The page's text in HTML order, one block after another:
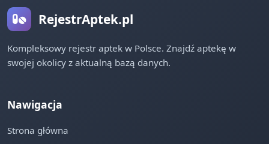
RejestrAptek.pl
Kompleksowy rejestr aptek w Polsce. Znajdź aptekę w
swojej okolicy z aktualną bazą danych.
Nawigacja
Strona główna